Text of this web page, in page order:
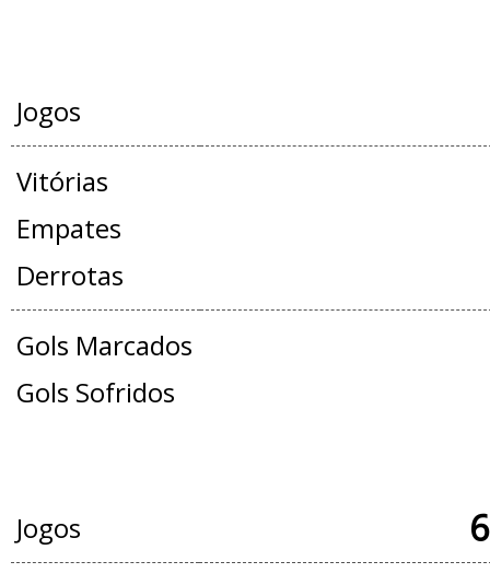
Jogos
Vitórias
Empates
Derrotas
Gols Marcados
Gols Sofridos
Jogos